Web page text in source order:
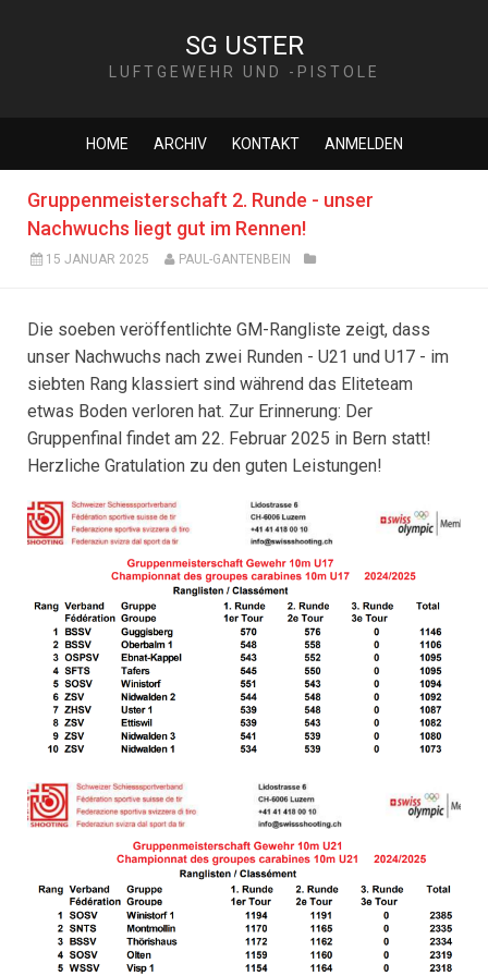
SG USTER
LUFTGEWEHR UND -PISTOLE
HOME ARCHIV KONTAKT ANMELDEN
Gruppenmeisterschaft 2. Runde - unser
Nachwuchs liegt gut im Rennen!
15 JANUAR 2025 PAUL-GANTENBEIN
Die soeben veröffentlichte GM-Rangliste zeigt, dass
unser Nachwuchs nach zwei Runden - U21 und U17 - im
siebten Rang klassiert sind während das Eliteteam
etwas Boden verloren hat. Zur Erinnerung: Der
Gruppenfinal findet am 22. Februar 2025 in Bern statt!
Herzliche Gratulation zu den guten Leistungen!